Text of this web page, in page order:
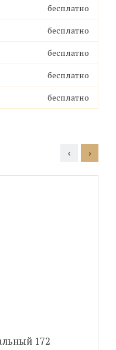
бесплатно
бесплатно
бесплатно
бесплатно
бесплатно
172
‹ ›